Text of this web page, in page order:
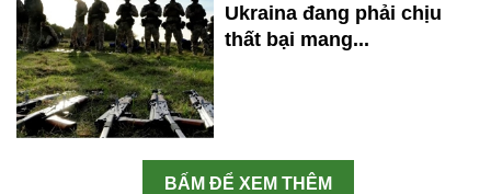
Ukraina đang phải chịu
thất bại mang...
BẤM ĐỂ XEM THÊM